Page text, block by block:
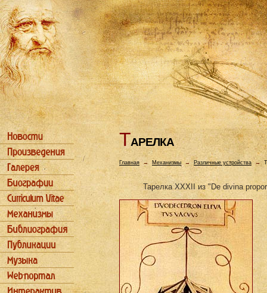
ТАРЕЛКА
Главная→ Механизмы →Различные устройства →
Тарелка XXXII из "De divina